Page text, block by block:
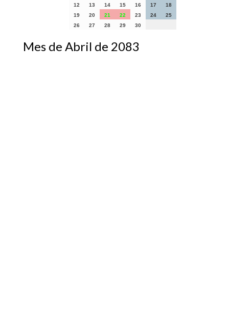
12
13 14 15 16 17
18
19
20 21 22 23 24
25
26
27 28 29 30
Mes de Abril de 2083